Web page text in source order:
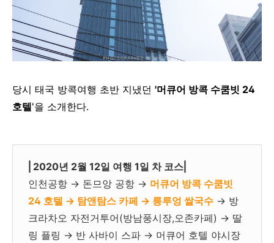
당시 태국 방콕여행 초반 지냈던 '머큐어 방콕 수쿰빗 24
호텔'을 소개한다.
⎜2020년 2월 12일 여행 1일 차 코스⎜
인천공항 → 돈므앙 공항 → 머큐어 방콕 수쿰빗
24 호텔 → 탐앤탐스 카페 → 릉루엉 쌀국수 → 방
크라차오 자전거투어(방남풍시장,오존카페) → 딸
링 플링 → 반 사바이 스파 → 머큐어 호텔 야시장